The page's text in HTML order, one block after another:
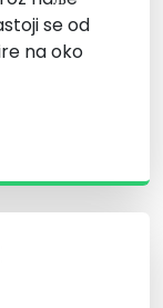
se od
na oko